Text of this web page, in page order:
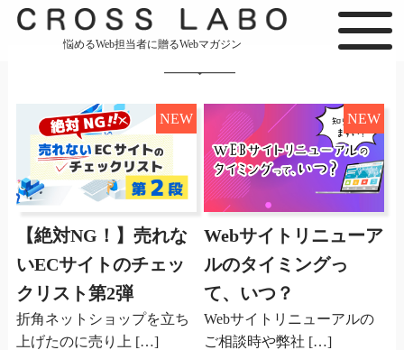
悩めるWeb担当者に贈るWebマガジン
NEW
【絶対NG！】売れな
いECサイトのチェッ
クリスト第2弾
折角ネットショップを立ち
上げたのに売り上 […]
NEW
Webサイトリニューア
ルのタイミングっ
て、いつ？
Webサイトリニューアルの
ご相談時や弊社 […]